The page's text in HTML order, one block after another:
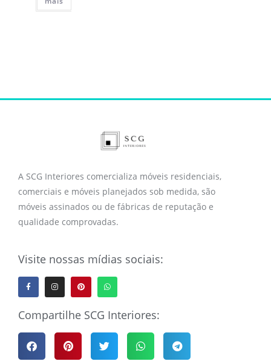
A SCG Interiores comercializa móveis residenciais,
comerciais e móveis planejados sob medida, são
móveis assinados ou de fábricas de reputação e
qualidade comprovadas.
Visite nossas mídias sociais:
Compartilhe SCG Interiores: